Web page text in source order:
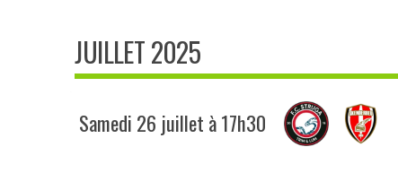
JUILLET 2025
Samedi 26 juillet à 17h30